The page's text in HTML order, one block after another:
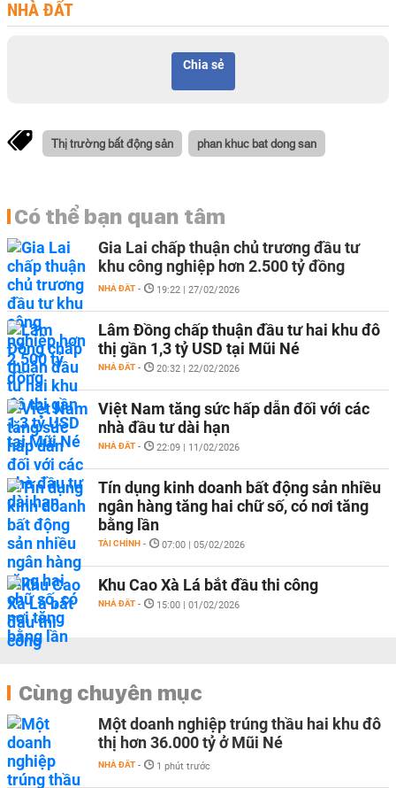
NHÀ ĐẤT
Chia sẻ
Thị trường bất động sản phan khuc bat dong san
Có thể bạn quan tâm
Gia Lai chấp thuận chủ trương đầu tư
khu công nghiệp hơn 2.500 tỷ đồng
NHÀ ĐẤT - 19:22 | 27/02/2026
Lâm Đồng chấp thuận đầu tư hai khu đô
thị gần 1,3 tỷ USD tại Mũi Né
NHÀ ĐẤT - 20:32 | 22/02/2026
Việt Nam tăng sức hấp dẫn đối với các
nhà đầu tư dài hạn
NHÀ ĐẤT - 22:09 | 11/02/2026
Tín dụng kinh doanh bất động sản nhiều
ngân hàng tăng hai chữ số, có nơi tăng
bằng lần
TÀI CHÍNH - 07:00 | 05/02/2026
Khu Cao Xà Lá bắt đầu thi công
NHÀ ĐẤT - 15:00 | 01/02/2026
Cùng chuyên mục
Một doanh nghiệp trúng thầu hai khu đô
thị hơn 36.000 tỷ ở Mũi Né
NHÀ ĐẤT - 1 phút trước